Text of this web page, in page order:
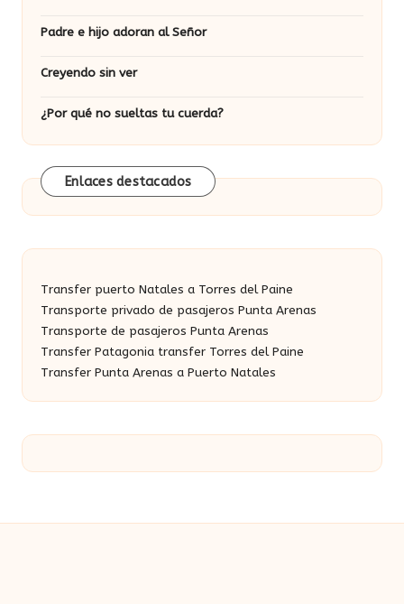
Padre e hijo adoran al Señor
Creyendo sin ver
¿Por qué no sueltas tu cuerda?
Enlaces destacados
Transfer puerto Natales a Torres del Paine
Transporte privado de pasajeros Punta Arenas
Transporte de pasajeros Punta Arenas
Transfer Patagonia transfer Torres del Paine
Transfer Punta Arenas a Puerto Natales